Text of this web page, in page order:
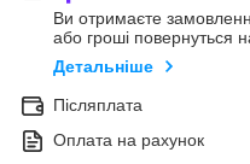
Ви отримаєте
або гроші повернуться
Детальніше
Післяплата
Оплата на рахунок